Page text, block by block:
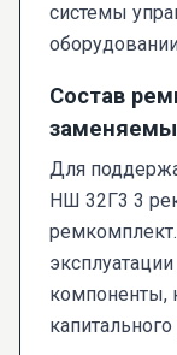
системы
Состав
Для
НШ 32Г3 3
компоненты,